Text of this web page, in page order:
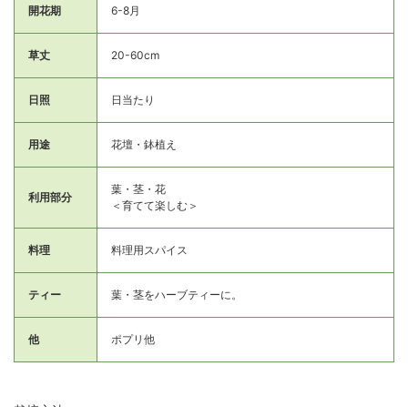
開花期 6-8月
草丈 20-60cm
日照 日当たり
用途 花壇・鉢植え
利用部分
葉・茎・花
＜育てて楽しむ＞
料理 料理用スパイス
ティー 葉・茎をハーブティーに。
他 ポプリ他